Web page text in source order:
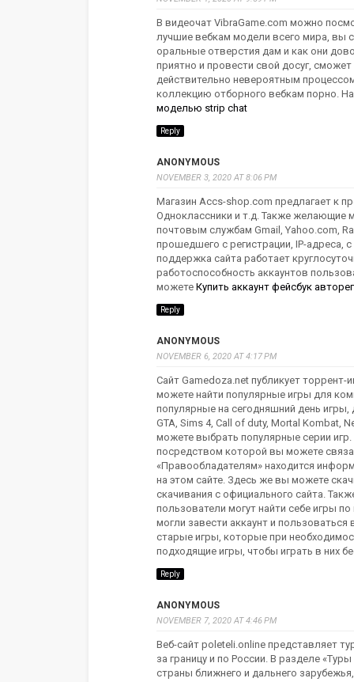
В видеочат VibraGame.com можно
лучшие вебкам модели всего мира, вы
оральные отверстия дам и как они
приятно и провести свой досуг,
действительно невероятным
коллекцию отборного вебкам порно.
моделью strip chat
Reply
ANONYMOUS
NOVEMBER 3, 2020 AT 8:06 PM
Магазин Accs-shop.com предлагает к
Одноклассники и т.д. Также желающие
почтовым службам Gmail, Yahoo.com,
прошедшего с регистрации, IP-адреса,
поддержка сайта работает
работоспособность аккаунтов
можете Купить аккаунт фейсбук авторег
Reply
ANONYMOUS
NOVEMBER 6, 2020 AT 4:17 PM
Сайт Gamedoza.net публикует
можете найти популярные игры для
популярные на сегодняшний день
GTA, Sims 4, Call of duty, Mortal Kombat,
можете выбрать популярные серии
посредством которой вы можете
«Правообладателям» находится
на этом сайте. Здесь же вы можете
скачивания с официального сайта.
пользователи могут найти себе игры
могли завести аккаунт и
старые игры, которые при
подходящие игры, чтобы играть в них
Reply
ANONYMOUS
NOVEMBER 7, 2020 AT 4:46 PM
Веб-сайт poleteli.online представляет
за границу и по России. В разделе
страны ближнего и дальнего